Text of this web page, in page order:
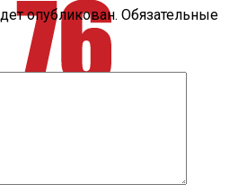
опубликован. Обязательные